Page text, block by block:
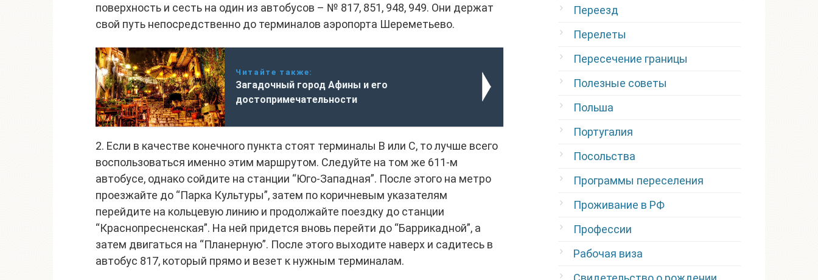
поверхность и сесть на один из автобусов – № 817, 851, 948, 949. Они держат
свой путь непосредственно до терминалов аэропорта Шереметьево.
Читайте также:
Загадочный город Афины и его
достопримечательности
2. Если в качестве конечного пункта стоят терминалы B или С, то лучше всего
воспользоваться именно этим маршрутом. Следуйте на том же 611-м
автобусе, однако сойдите на станции “Юго-Западная”. После этого на метро
проезжайте до “Парка Культуры”, затем по коричневым указателям
перейдите на кольцевую линию и продолжайте поездку до станции
“Краснопресненская”. На ней придется вновь перейти до “Баррикадной”, а
затем двигаться на “Планерную”. После этого выходите наверх и садитесь в
автобус 817, который прямо и везет к нужным терминалам.
Переезд
Перелеты
Пересечение границы
Полезные советы
Польша
Португалия
Посольства
Программы переселения
Проживание в РФ
Профессии
Рабочая виза